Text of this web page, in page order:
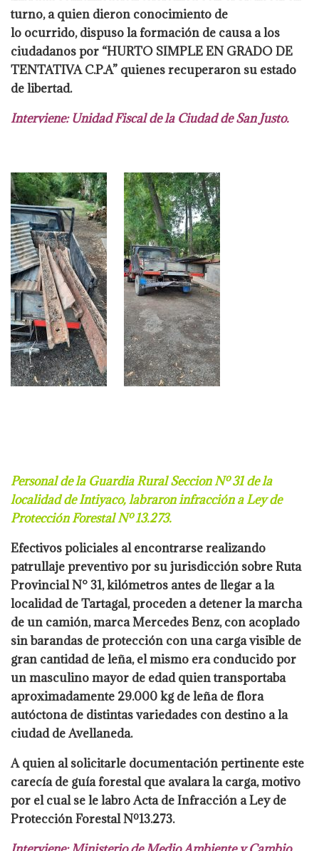
turno, a quien dieron conocimiento de
lo ocurrido, dispuso la formación de causa a los
ciudadanos por “HURTO SIMPLEEN GRADO DE
TENTATIVA C.P.A” quienes recuperaron su estado
de libertad.
Interviene: Unidad Fiscal de la Ciudad de San Justo.
Personal de la Guardia Rural Seccion Nº 31 de la
localidad de Intiyaco,labraron infracción a Ley de
Protección Forestal Nº 13.273.
Efectivos policiales al encontrarse realizando
patrullaje preventivo por sujurisdicción sobre Ruta
Provincial N° 31, kilómetros antes de llegar a la
localidadde Tartagal, proceden a detener la marcha
de un camión, marca Mercedes Benz,con acoplado
sin barandas de protección con una carga visible de
gran cantidad deleña, el mismo era conducido por
un masculino mayor de edad quien transportaba
aproximadamente 29.000 kg de leña de flora
autóctona de distintas variedades con destino a la
ciudad de Avellaneda.
A quien al solicitarle documentación pertinente este
carecía de guía forestal que avalara la carga, motivo
por el cual se le labro Actade Infracción a Ley de
Protección Forestal Nº13.273.